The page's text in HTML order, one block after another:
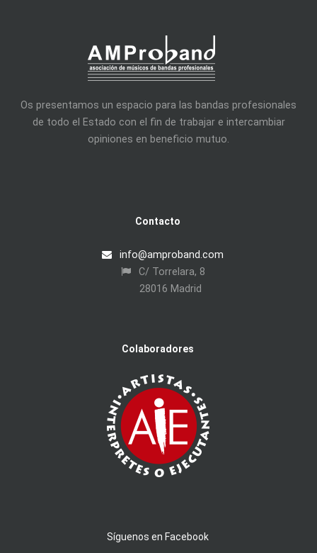
Os presentamos un espacio para las bandas profesionales
de todo el Estado con el fin de trabajar e intercambiar
opiniones en beneficio mutuo.
Contacto
info@amproband.com
C/ Torrelara, 8
28016 Madrid
Colaboradores
Síguenos en Facebook